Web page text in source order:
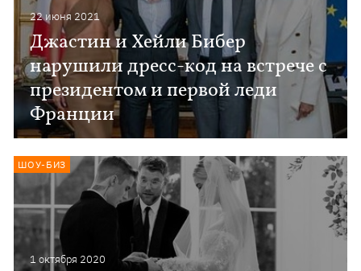
22 июня 2021
Джастин и Хейли Бибер
нарушили дресс-код на встрече с
президентом и первой леди
Франции
1 октября 2020
ШОУ-БИЗ